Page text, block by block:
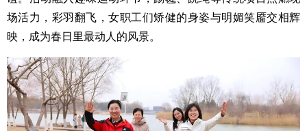
场活力，彩羽翻飞，女职工们矫健的身姿与明媚笑靥交相辉
映，成为春日里最动人的风景。